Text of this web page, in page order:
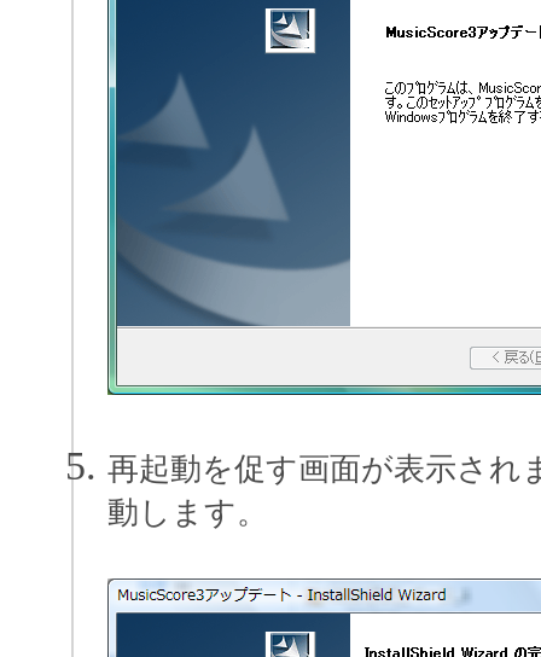
再起動を促す画面が表示され
動します。